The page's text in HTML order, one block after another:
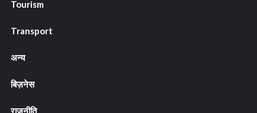
Tourism
Transport
अन्य
बिज़नेस
राजनीति